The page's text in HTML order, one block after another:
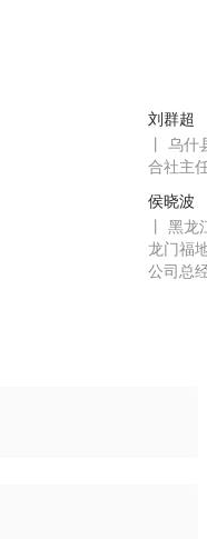
刘群超
丨 乌
合社主
侯晓波
丨 黑
龙门福
公司总